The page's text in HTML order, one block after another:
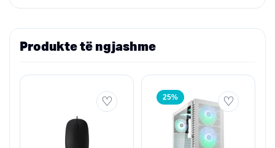
Produkte të ngjashme
25%